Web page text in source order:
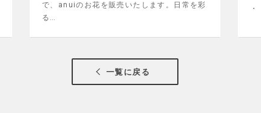
で、anuiのお花を販売いたします。日常を彩
る…
・
一覧に戻る